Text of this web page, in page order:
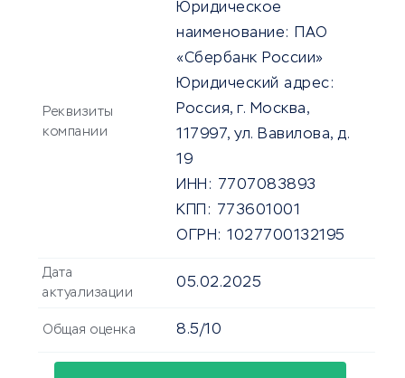
Реквизиты
компании
Юридическое
наименование: ПАО
«Сбербанк России»
Юридический адрес:
Россия, г. Москва,
117997, ул. Вавилова, д.
19
ИНН:
7707083893
КПП:
773601001
ОГРН: 1027700132195
Дата
актуализации
05.02.2025
Общая оценка 8.5/10